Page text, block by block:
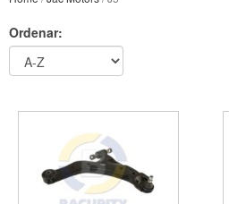
Ordenar: